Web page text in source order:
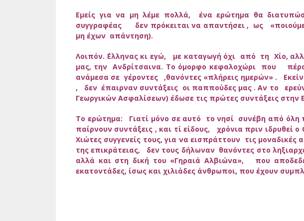
Εμείς για να μη λέμε πολλά, ένα ερώτημα θα
συγγραφέας δεν πρόκειται να απαντήσει , ως
μη έχων απάντηση).
Λοιπόν. ΄Ελληνας κι εγώ, με καταγωγή όχι από τη Χίο,
μας, την Ανδρίτσαινα. Το όμορφο κεφαλοχώρι που
ανάμεσα σε γέροντες ,θανόντες «πλήρεις ημερών» .
, δεν έπαιρναν συντάξεις οι παππούδες μας . Αν το
Γεωργικών Ασφαλίσεων) έδωσε τις πρώτες συντάξεις στην
Το ερώτημα: Γιατί μόνο σε αυτό το νησί συνέβη από όλη
παίρνουν συντάξεις , και τί είδους, χρόνια πριν
Χιώτες συγγενείς τους, για να εισπράττουν τις
της επικράτειας, δεν τους δήλωναν θανόντες στο
αλλά και στη δική του «Γηραιά Αλβιώνα», που
εκατοντάδες, ίσως και χιλιάδες άνθρωποι, που έχουν